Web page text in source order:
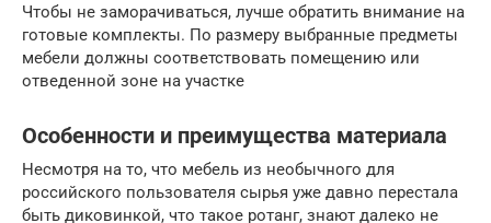
Чтобы не заморачиваться, лучше обратить внимание на
готовые комплекты. По размеру выбранные предметы
мебели должны соответствовать помещению или
отведенной зоне на участке
Особенности и преимущества материала
Несмотря на то, что мебель из необычного для
российского пользователя сырья уже давно перестала
быть диковинкой, что такое ротанг, знают далеко не